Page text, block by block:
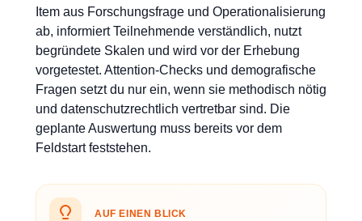
Item aus Forschungsfrage und Operationalisierung
ab, informiert Teilnehmende verständlich, nutzt
begründete Skalen und wird vor der Erhebung
vorgetestet. Attention-Checks und demografische
Fragen setzt du nur ein, wenn sie methodisch nötig
und datenschutzrechtlich vertretbar sind. Die
geplante Auswertung muss bereits vor dem
Feldstart feststehen.
AUF EINEN BLICK